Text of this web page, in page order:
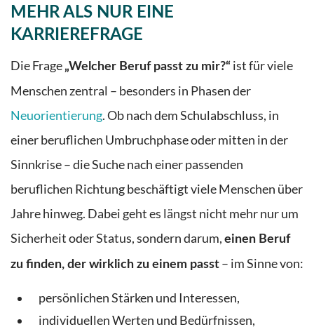
MEHR ALS NUR EINE
KARRIEREFRAGE
Die Frage „Welcher Beruf passt zu mir?“ ist für viele
Menschen zentral – besonders in Phasen der
Neuorientierung.Ob nach dem Schulabschluss, in
einer beruflichen Umbruchphase oder mitten in der
Sinnkrise – die Suche nach einer passenden
beruflichen Richtung beschäftigt viele Menschen über
Jahre hinweg. Dabei geht es längst nicht mehr nur um
Sicherheit oder Status, sondern darum, einen Beruf
zu finden, der wirklich zu einem passt – im Sinne von:
persönlichen Stärken und Interessen,
individuellen Werten und Bedürfnissen,